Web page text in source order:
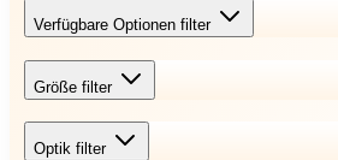
Verfügbare Optionen filter
Größe filter
Optik filter